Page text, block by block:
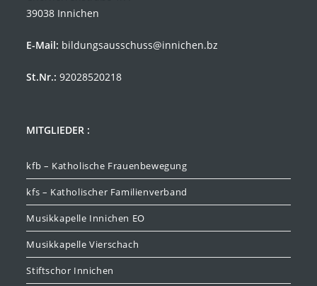
39038 Innichen
E-Mail: bildungsausschuss@innichen.bz
St.Nr.: 92028520218
MITGLIEDER :
kfb – Katholische Frauenbewegung
kfs – Katholischer Familienverband
Musikkapelle Innichen EO
Musikkapelle Vierschach
Stiftschor Innichen